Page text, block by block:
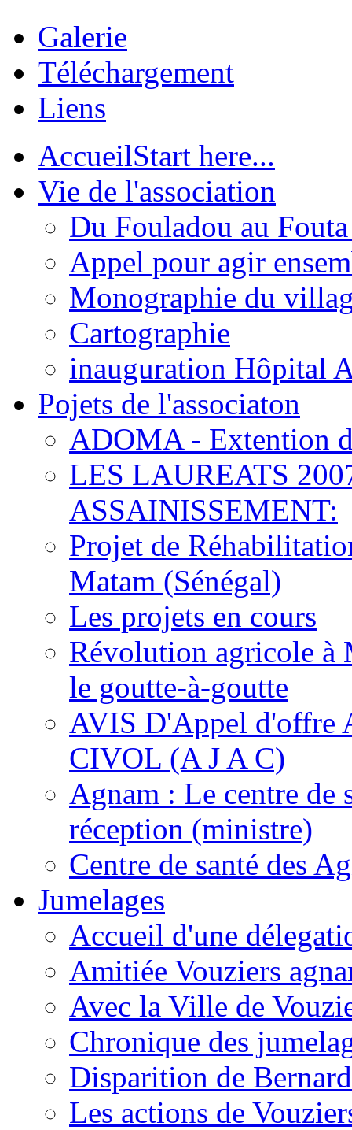
Galerie
Téléchargement
Liens
AccueilStart here...
Vie de l'association
Du Fouladou au
Appel pour agir
Monographie du
Cartographie
inauguration Hôpital
Pojets de l'associaton
ADOMA - Extention
LES LAUREATS
ASSAINISSEMENT:
Projet de
Matam (Sénégal)
Les projets en cours
Révolution agricole à
le goutte-à-goutte
AVIS D'Appel d'offre
CIVOL (A J A C)
Agnam : Le centre de
réception (ministre)
Centre de santé des
Jumelages
Accueil d'une
Amitiée Vouziers
Avec la Ville de
Chronique des
Disparition de
Les actions de